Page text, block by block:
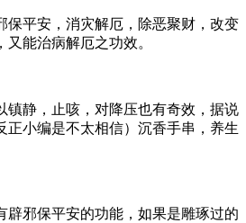
保平安，消灾解厄，除恶聚财，改变
能治病解厄之功效。
镇静，止咳，对降压也有奇效，据说
正小编是不太相信）沉香手串，养生
辟邪保平安的功能，如果是雕琢过的